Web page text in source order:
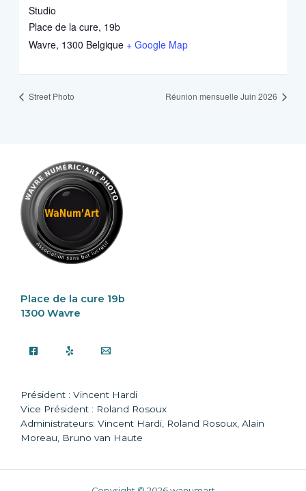
Studio
Place de la cure, 19b
Wavre, 1300 Belgique + Google Map
Street Photo Réunion mensuelle Juin 2026
Place de la cure 19b
1300 Wavre
Président : Vincent Hardi
Vice Président : Roland Rosoux
Administrateurs: Vincent Hardi, Roland Rosoux, Alain
Moreau, Bruno van Haute